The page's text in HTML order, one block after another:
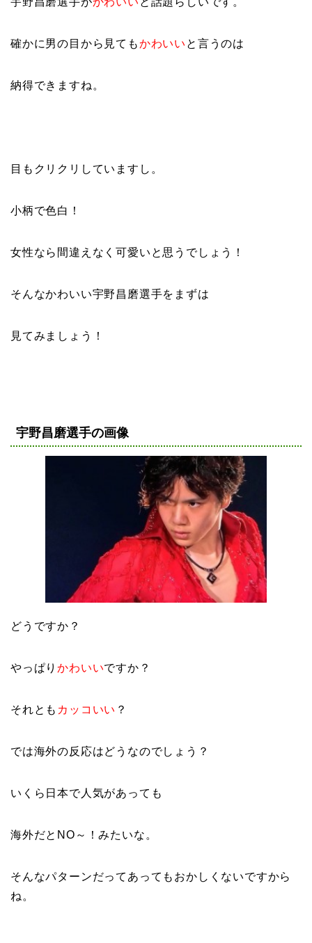
確かに男の目から見てもかわいい と言うのは
納得できますね。
目もクリクリしていますし。
小柄で色白！
女性なら間違えなく可愛いと思うでしょう！
そんなかわいい宇野昌磨選手をまずは
見てみましょう！
宇野昌磨選手の画像
どうですか？
やっぱりかわいいですか？
それとも カッコいい ？
では海外の反応はどうなのでしょう？
いくら日本で人気があっても
海外だとNO～！みたいな。
そんなパターンだってあってもおかしくないですから
ね。